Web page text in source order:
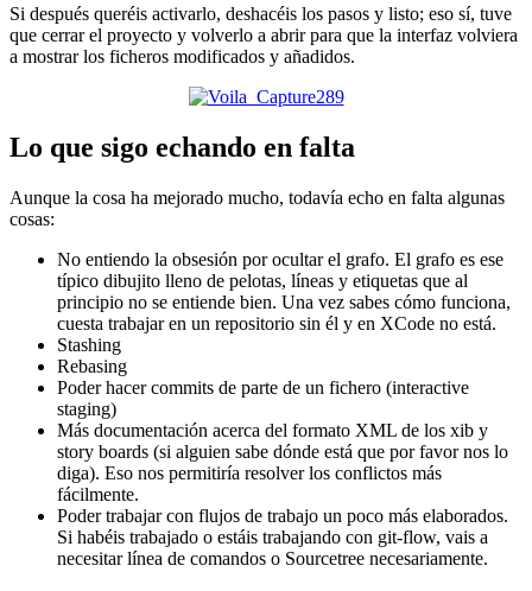
Si después queréis activarlo, deshacéis los pasos y listo; eso sí, tuve
que cerrar el proyecto y volverlo a abrir para que la interfaz volviera
a mostrar los ficheros modificados y añadidos.
Lo que sigo echando en falta
Aunque la cosa ha mejorado mucho, todavía echo en falta algunas
cosas:
No entiendo la obsesión por ocultar el grafo. El grafo es ese
típico dibujito lleno de pelotas, líneas y etiquetas que al
principio no se entiende bien. Una vez sabes cómo funciona,
cuesta trabajar en un repositorio sin él y en XCode no está.
Stashing
Rebasing
Poder hacer commits de parte de un fichero (interactive
staging)
Más documentación acerca del formato XML de los xib y
story boards (si alguien sabe dónde está que por favor nos lo
diga). Eso nos permitiría resolver los conflictos más
fácilmente.
Poder trabajar con flujos de trabajo un poco más elaborados.
Si habéis trabajado o estáis trabajando con git-flow, vais a
necesitar línea de comandos o Sourcetree necesariamente.